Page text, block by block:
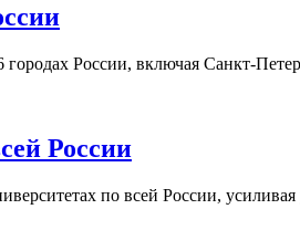
России, включая Санкт-
России
по всей России,